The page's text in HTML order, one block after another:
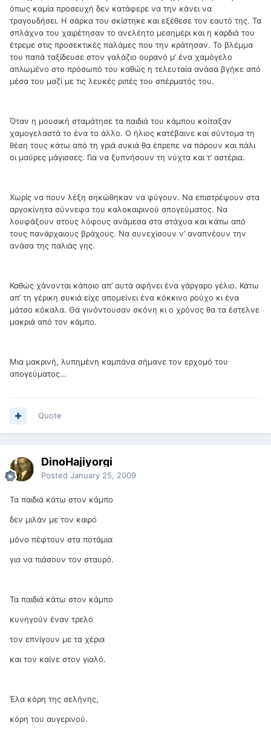
όπως καμία προσευχή δεν κατάφερε να την κάνει να
τραγουδήσει. Η σάρκα του σκίστηκε και εξέθεσε τον εαυτό της. Τα
σπλάχνα του χαιρέτησαν το ανελέητο μεσημέρι και η καρδιά του
έτρεμε στις προσεκτικές παλάμες που την κράτησαν. Το βλέμμα
του παπά ταξίδευσε στον γαλάζιο ουρανό μ’ ένα χαμόγελο
απλωμένο στο πρόσωπό του καθώς η τελευταία ανάσα βγήκε από
μέσα του μαζί με τις λευκές ριπές του σπέρματός του.
Όταν η μουσική σταμάτησε τα παιδιά του κάμπου κοίταξαν
χαμογελαστά το ένα το άλλο. Ο ήλιος κατέβαινε και σύντομα τη
θέση τους κάτω από τη γριά συκιά θα έπρεπε να πάρουν και πάλι
οι μαύρες μάγισσες. Για να ξυπνήσουν τη νύχτα και τ’ αστέρια.
Χωρίς να πουν λέξη σηκώθηκαν να φύγουν. Να επιστρέψουν στα
αργοκίνητα σύννεφα του καλοκαιρινού απογεύματος. Να
λουφάξουν στους λόφους ανάμεσα στα στάχυα και κάτω από
τους πανάρχαιους βράχους. Να συνεχίσουν ν’ αναπνέουν την
ανάσα της παλιάς γης.
Καθώς χάνονται κάποιο απ’ αυτά αφήνει ένα γάργαρο γέλιο. Κάτω
απ’ τη γέρικη συκιά είχε απομείνει ένα κόκκινο ρούχο κι ένα
μάτσο κόκαλα. Θα γινόντουσαν σκόνη κι ο χρόνος θα τα έστελνε
μακριά από τον κάμπο.
Μια μακρινή, λυπημένη καμπάνα σήμανε τον ερχομό του
απογεύματος…
Quote
DinoHajiyorgi
Posted January 25, 2009
Τα παιδιά κάτω στον κάμπο
δεν μιλάν με τον καιρό
μόνο πέφτουν στα ποτάμια
για να πιάσουν τον σταυρό.
Τα παιδιά κάτω στον κάμπο
κυνηγούν έναν τρελό
τον επνίγουν με τα χέρια
και τον καίνε στον γιαλό.
Έλα κόρη της σελήνης,
κόρη του αυγερινού.